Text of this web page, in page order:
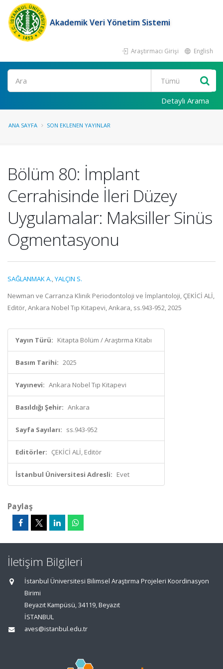
Akademik Veri Yönetim Sistemi
Araştırmacı Girişi English
Ara
Detaylı Arama
ANA SAYFA SON EKLENEN YAYINLAR
Bölüm 80: İmplant
Cerrahisinde İleri Düzey
Uygulamalar: Maksiller Sinüs
Ogmentasyonu
SAĞLANMAK A.,YALÇIN S.
Newman ve Carranza Klinik Periodontoloji ve İmplantoloji, ÇEKİCİ ALİ,
Editör, Ankara Nobel Tıp Kitapevi, Ankara, ss.943-952, 2025
Yayın Türü: Kitapta Bölüm / Araştırma Kitabı
Basım Tarihi: 2025
Yayınevi: Ankara Nobel Tıp Kitapevi
Basıldığı Şehir: Ankara
Sayfa Sayıları: ss.943-952
Editörler: ÇEKİCİ ALİ, Editör
İstanbul Üniversitesi Adresli: Evet
Paylaş
İletişim Bilgileri
İstanbul Üniversitesi Bilimsel Araştırma Projeleri Koordinasyon
Birimi
Beyazıt Kampüsü, 34119, Beyazıt
İSTANBUL
aves@istanbul.edu.tr